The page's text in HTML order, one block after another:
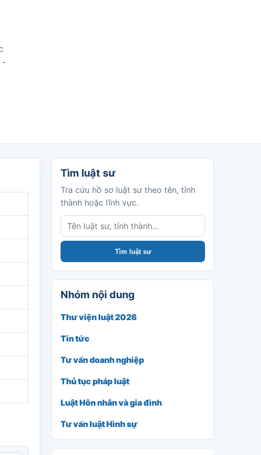
-
Tìm luật sư
Tra cứu hồ sơ luật sư theo tên, tỉnh
thành hoặc lĩnh vực.
Tìm luật sư
Tìm luật sư
Nhóm nội dung
Thư viện luật 2026
Tin tức
Tư vấn doanh nghiệp
Thủ tục pháp luật
Luật Hôn nhân và gia đình
Tư vấn luật Hình sự